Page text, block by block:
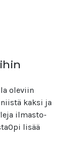
oleviin
kaksi ja
ilmasto-
lisää